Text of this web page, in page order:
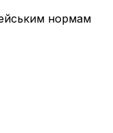
нормам